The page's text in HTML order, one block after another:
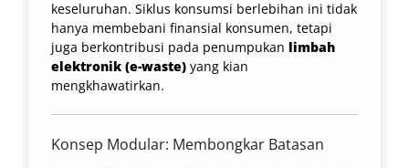
keseluruhan. Siklus konsumsi berlebihan ini tidak
hanya membebani finansial konsumen, tetapi
juga berkontribusi pada penumpukan limbah
elektronik (e-waste) yang kian
mengkhawatirkan.
Konsep Modular: Membongkar Batasan